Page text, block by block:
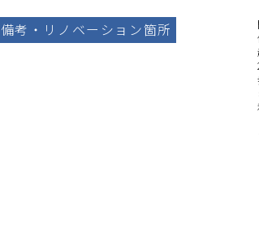
備考・リノベーション箇所